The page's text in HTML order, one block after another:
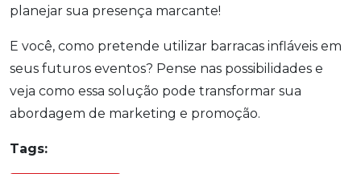
planejar sua presença marcante!
E você, como pretende utilizar barracas infláveis em
seus futuros eventos? Pense nas possibilidades e
veja como essa solução pode transformar sua
abordagem de marketing e promoção.
Tags: